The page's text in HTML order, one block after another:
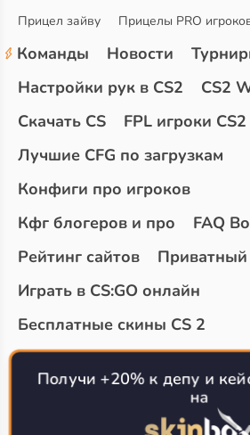
Прицел зайву
Прицелы PRO
Команды Новости
Настройки рук в CS2
CS2
Скачать CS
FPL игроки CS2
Лучшие CFG по загрузкам
Конфиги про игроков
Кфг блогеров и про
FAQ
Рейтинг сайтов
Приватный
Играть в CS:GO онлайн
Бесплатные скины CS 2
Топ сайтов с халявой КС 2
Получи +20% к депу и
на